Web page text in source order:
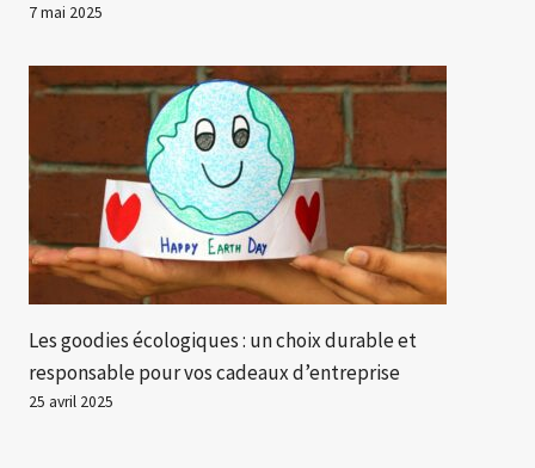
7 mai 2025
Les goodies écologiques : un choix durable et
responsable pour vos cadeaux d’entreprise
25 avril 2025